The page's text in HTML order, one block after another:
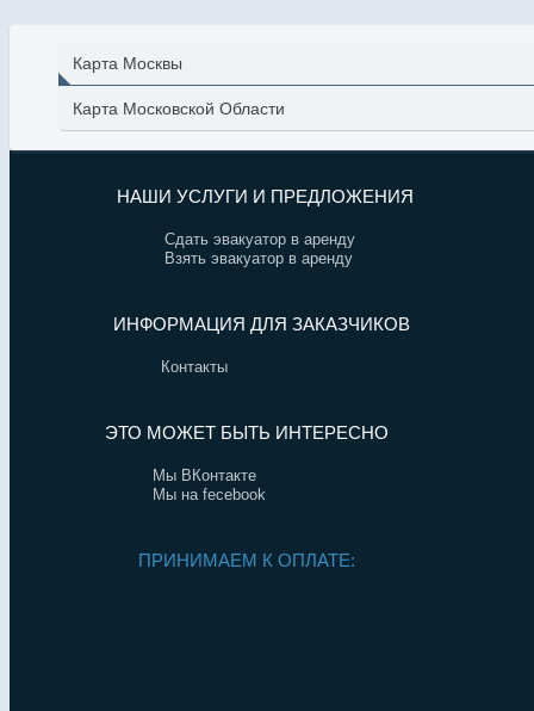
Карта Москвы
Карта Московской Области
НАШИ УСЛУГИ И ПРЕДЛОЖЕНИЯ
Сдать эвакуатор в аренду
Взять эвакуатор в аренду
ИНФОРМАЦИЯ ДЛЯ ЗАКАЗЧИКОВ
Контакты
ЭТО МОЖЕТ БЫТЬ ИНТЕРЕСНО
Мы ВКонтакте
Мы на fecebook
ПРИНИМАЕМ К ОПЛАТЕ: